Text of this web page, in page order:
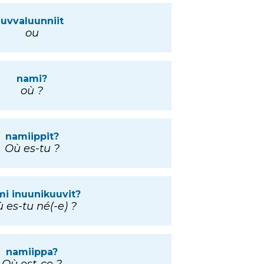
uvvaluunniit
ou
nami?
où ?
namiippit?
Où es-tu ?
inuunikuuvit?
es-tu né(-e) ?
namiippa?